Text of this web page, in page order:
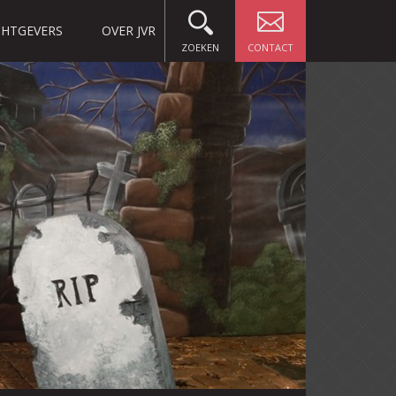
OVER JVR
CONTACT
ZOEKEN